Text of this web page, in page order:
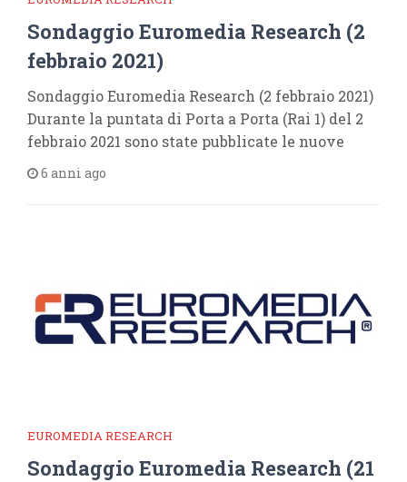
Sondaggio Euromedia Research (2
febbraio 2021)
Sondaggio Euromedia Research (2 febbraio 2021)
Durante la puntata di Porta a Porta (Rai 1) del 2
febbraio 2021 sono state pubblicate le nuove
6 anni ago
EUROMEDIA RESEARCH
Sondaggio Euromedia Research (21